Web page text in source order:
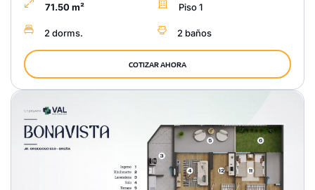
71.50 m² Piso 1
2 dorms. 2 baños
COTIZAR AHORA